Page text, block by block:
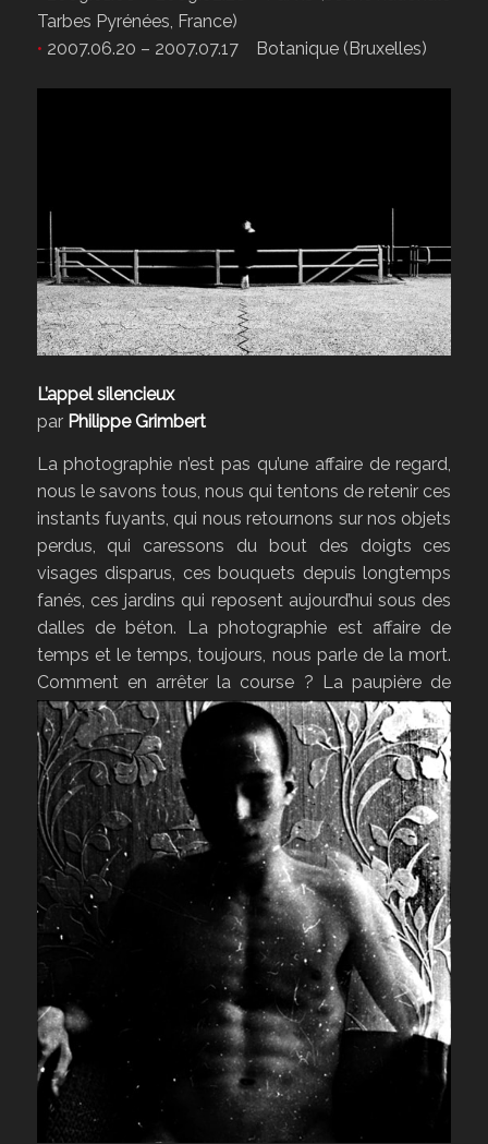
Tarbes Pyrénées, France)
• 2007.06.20 – 2007.07.17 Botanique (Bruxelles)
L’appel silencieux
par Philippe Grimbert
La photographie n’est pas qu’une affaire de regard,
nous le savons tous, nous qui tentons de retenir ces
instants fuyants, qui nous retournons sur nos objets
perdus, qui caressons du bout des doigts ces
visages disparus, ces bouquets depuis longtemps
fanés, ces jardins qui reposent aujourd’hui sous des
dalles de béton. La photographie est affaire de
temps et le temps, toujours, nous parle de la mort.
Comment en arrêter la course ? La paupière de